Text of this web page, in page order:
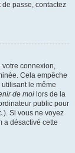
passe, contactez
votre connexion,
Cela empêche
utilisant le même
de moi lors de la
public pour
Si vous ne voyez
a désactivé cette